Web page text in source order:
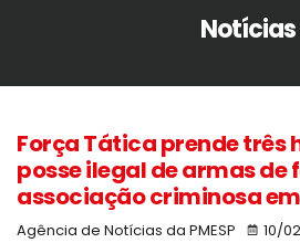
Notícias
Força Tática prende três
posse ilegal de armas de
associação criminosa
Agência de Notícias da PMESP 10/